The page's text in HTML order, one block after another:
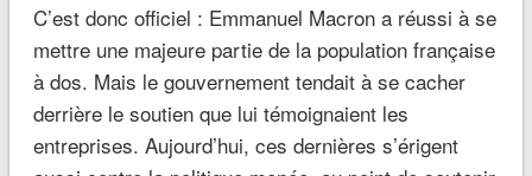
C’est donc officiel : Emmanuel Macron a réussi à se
mettre une majeure partie de la population française
à dos. Mais le gouvernement tendait à se cacher
derrière le soutien que lui témoignaient les
entreprises. Aujourd’hui, ces dernières s’érigent